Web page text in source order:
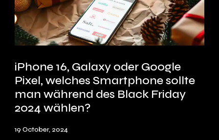
iPhone 16, Galaxy oder Google
Pixel, welches Smartphone sollte
man während des Black Friday
2024 wählen?
19 October, 2024